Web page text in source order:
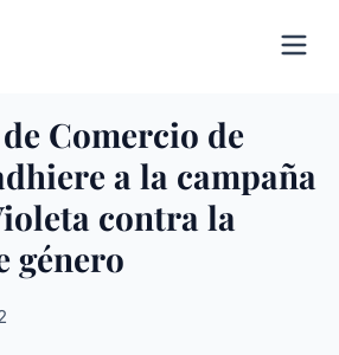
Comercio de
a la campaña
contra la
género